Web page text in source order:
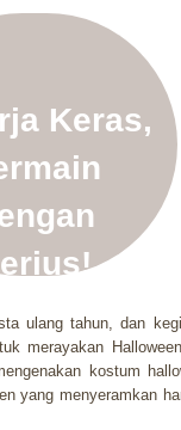
Keras,
ulang tahun, dan
merayakan
kostum
yang menyeramkan